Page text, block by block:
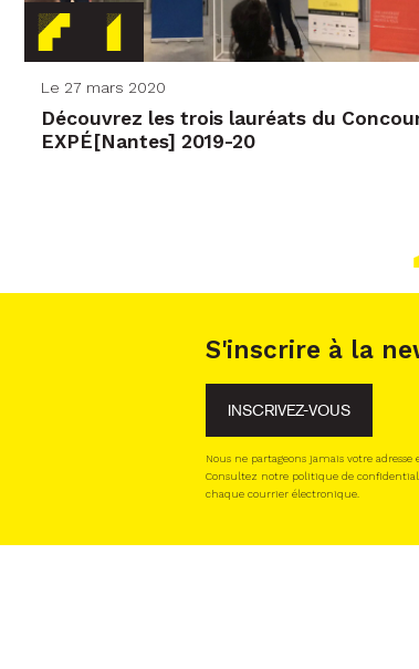
Le 27 mars 2020
Découvrez les trois lauréats du
EXPÉ[Nantes] 2019-20
S'inscrire à la
INSCRIVEZ-VOUS
Nous ne partageons jamais votre
Consultez notre politique de
chaque courrier électronique.